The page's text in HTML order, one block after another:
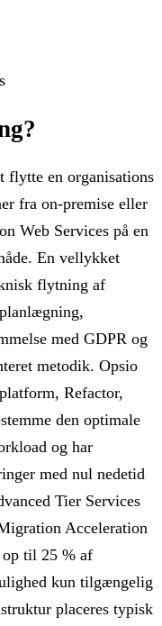
flytte en organisations
fra on-premise eller
Web Services på en
En vellykket
flytning af
med GDPR og
metodik. Opsio
Refactor,
den optimale
og har
med nul nedetid
Tier Services
Acceleration
til 25 % af
kun tilgængelig
placeres typisk